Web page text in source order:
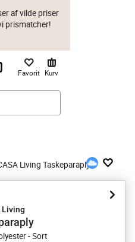
af vilde priser
prismatcher!
Favorit Kurv
Living Taskeparaply
Living
- Sort